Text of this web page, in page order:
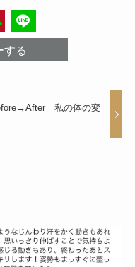
する
私の体の変